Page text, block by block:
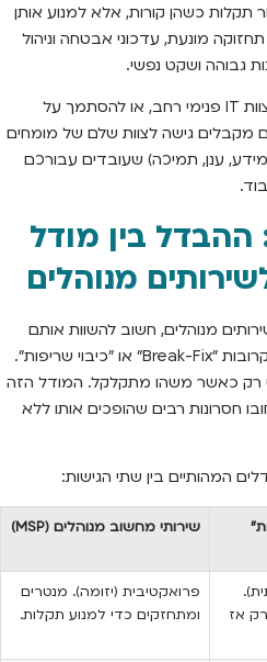
תקלות כשהן קורות, אלא למנוע אותן
מונעת, עדכוני אבטחה וניהול
במילים פשוטות, במקום להעסיק צוות IT פנימי רחב, או להסתמך על
מקבלים גישה לצוות שלם של מומחים
ענן, תמיכה) שעובדים עבורכם
בין מודל
מנוהלים
מנוהלים, חשוב להשוות אותם
למודל המסורתי, המכונה לעיתים קרובות "Break-Fix" או "כיבוי שריפות".
רק כאשר משהו מתקלקל. המודל הזה
חסרונות רבים שהופכים אותו ללא
המהותיים בין שתי הגישות:
שירותי מחשוב מנוהלים (MSP)
אז
פרואקטיבית (יזומה). מנטרים
ומתחזקים כדי למנוע תקלות.